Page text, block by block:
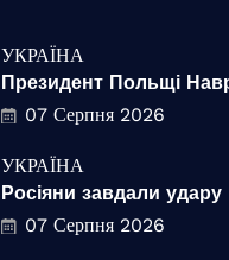
УКРАЇНА
Президент Польщі
07 Серпня 2026
УКРАЇНА
Росіяни завдали
07 Серпня 2026